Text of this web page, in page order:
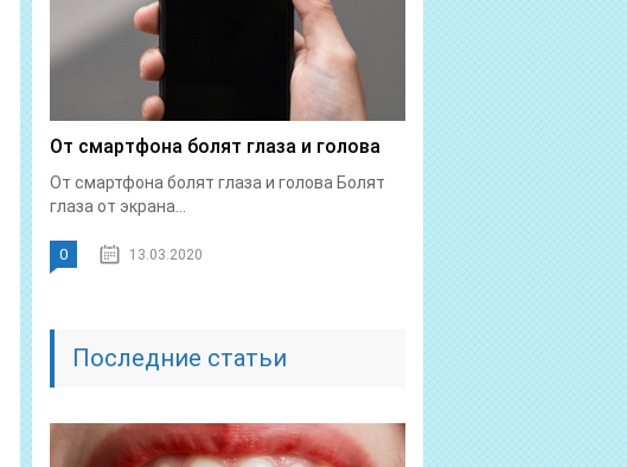
От смартфона болят глаза и голова
От смартфона болят глаза и голова Болят
глаза от экрана...
0 13.03.2020
Последние статьи